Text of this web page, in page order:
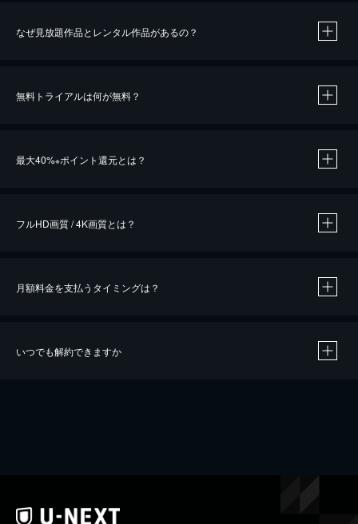
なぜ見放題作品とレンタル作品があるの？
無料トライアルは何が無料？
最大40%※ポイント還元とは？
※40％ポイント還元の対象は、クレジットカード決済による作品の購入 / レンタルです。
フルHD画質 / 4K画質とは？
月額料金を支払うタイミングは？
いつでも解約できますか